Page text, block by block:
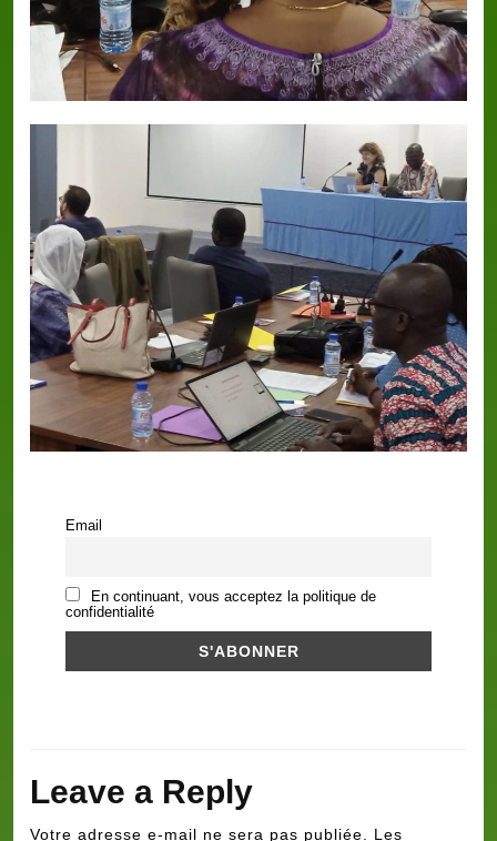
Email
En continuant, vous acceptez la politique de
confidentialité
Leave a Reply
Votre adresse e-mail ne sera pas publiée. Les